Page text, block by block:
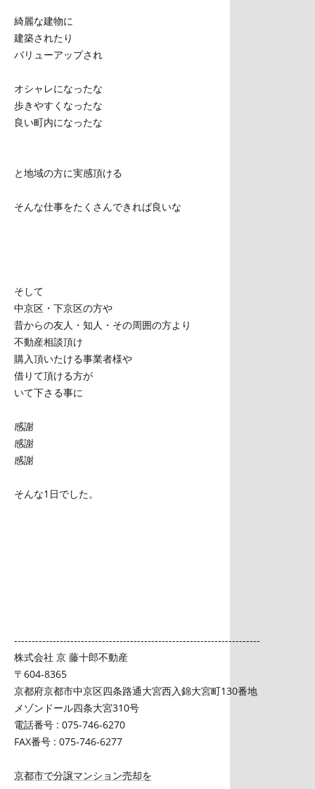
綺麗な建物に
建築されたり
バリューアップされ
オシャレになったな
歩きやすくなったな
良い町内になったな
と地域の方に実感頂ける
そんな仕事をたくさんできれば良いな
そして
中京区・下京区の方や
昔からの友人・知人・その周囲の方より
不動産相談頂け
購入頂いたける事業者様や
借りて頂ける方が
いて下さる事に
感謝
感謝
感謝
そんな1日でした。
----------------------------------------------------------------------
株式会社 京 藤十郎不動産
〒604-8365
京都府京都市中京区四条路通大宮西入錦大宮町130番地
メゾンドール四条大宮310号
電話番号 : 075-746-6270
FAX番号 : 075-746-6277
京都市で分譲マンション売却を